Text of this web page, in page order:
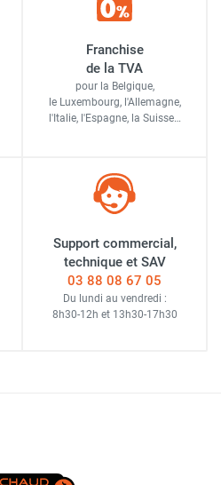
Franchise
de la TVA
pour la Belgique,
le Luxembourg, l'Allemagne,
l'Italie, l'Espagne, la Suisse…
Support commercial,
technique et SAV
03 88 08 67 05
Du lundi au vendredi :
8h30-12h et 13h30-17h30